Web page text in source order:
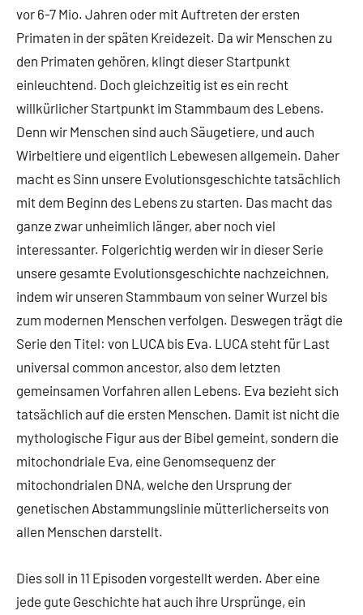
vor 6-7 Mio. Jahren oder mit Auftreten der ersten
Primaten in der späten Kreidezeit. Da wir Menschen zu
den Primaten gehören, klingt dieser Startpunkt
einleuchtend. Doch gleichzeitig ist es ein recht
willkürlicher Startpunkt im Stammbaum des Lebens.
Denn wir Menschen sind auch Säugetiere, und auch
Wirbeltiere und eigentlich Lebewesen allgemein. Daher
macht es Sinn unsere Evolutionsgeschichte tatsächlich
mit dem Beginn des Lebens zu starten. Das macht das
ganze zwar unheimlich länger, aber noch viel
interessanter. Folgerichtig werden wir in dieser Serie
unsere gesamte Evolutionsgeschichte nachzeichnen,
indem wir unseren Stammbaum von seiner Wurzel bis
zum modernen Menschen verfolgen. Deswegen trägt die
Serie den Titel: von LUCA bis Eva. LUCA steht für Last
universal common ancestor, also dem letzten
gemeinsamen Vorfahren allen Lebens. Eva bezieht sich
tatsächlich auf die ersten Menschen. Damit ist nicht die
mythologische Figur aus der Bibel gemeint, sondern die
mitochondriale Eva, eine Genomsequenz der
mitochondrialen DNA, welche den Ursprung der
genetischen Abstammungslinie mütterlicherseits von
allen Menschen darstellt.
Dies soll in 11 Episoden vorgestellt werden. Aber eine
jede gute Geschichte hat auch ihre Ursprünge, ein